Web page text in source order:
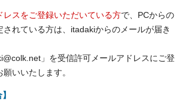
レスをご登録いただいている方で、PCからの
されている方は、itadakiからのメールが届き
」を受信許可メールアドレスにご登
いいたします。